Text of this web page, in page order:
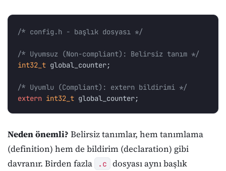
/* config.h - başlık dosyası */
/* Uyumsuz (Non-compliant): Belirsiz tanım */
int32_t global_counter;
/* Uyumlu (Compliant): extern bildirimi */
extern int32_t global_counter;
Neden önemli? Belirsiz tanımlar, hem tanımlama
(definition) hem de bildirim (declaration) gibi
davranır. Birden fazla
.c
dosyası aynı başlık